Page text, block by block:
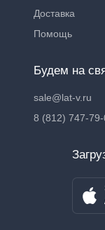
Доставка
Помощь
Будем на
sale@lat-v.ru
8 (812) 747-79-